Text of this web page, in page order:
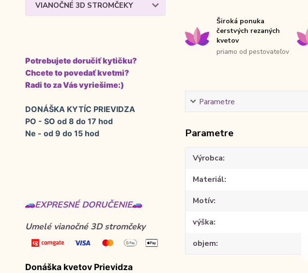
VIANOČNÉ 3D STROMČEKY
Potrebujete doručiť kytičku?
Chcete to povedať kvetmi?
Radi to za Vás vyriešime:)
DONÁŠKA KYTÍC PRIEVIDZA
PO - SO od 8 do 17 hod
Ne - od 9 do 15 hod
EXPRESNÉ DORUČENIE
Umelé vianočné 3D stromčeky
Donáška kvetov Prievidza
Široká ponuka
čerstvých rezaných
kvetov
priamo od pestovateľov
Parametre
Parametre
Výrobca
Materiál
Motív
výška
objem